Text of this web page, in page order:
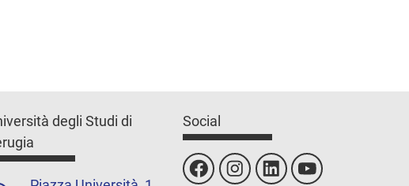
degli Studi di
Social